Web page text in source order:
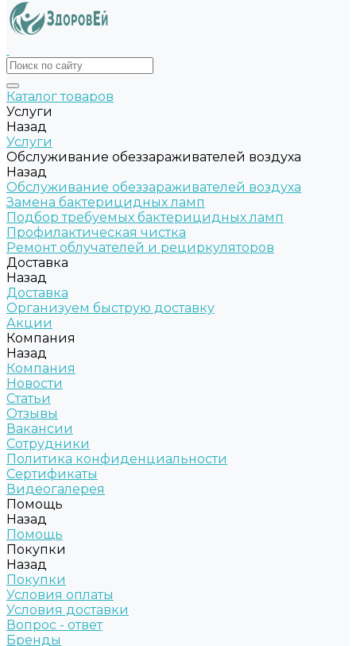
Каталог товаров
Услуги
Назад
Услуги
Обслуживание обеззараживателей воздуха
Назад
Обслуживание обеззараживателей воздуха
Замена бактерицидных ламп
Подбор требуемых бактерицидных ламп
Профилактическая чистка
Ремонт облучателей и рециркуляторов
Доставка
Назад
Доставка
Организуем быструю доставку
Акции
Компания
Назад
Компания
Новости
Статьи
Отзывы
Вакансии
Сотрудники
Политика конфиденциальности
Сертификаты
Видеогалерея
Помощь
Назад
Помощь
Покупки
Назад
Покупки
Условия оплаты
Условия доставки
Вопрос - ответ
Бренды